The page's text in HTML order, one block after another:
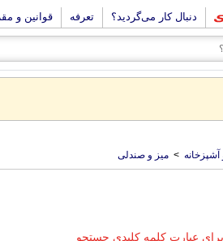
دنبال کار می‌گردید؟ تعرفه قوانین و
آشپزخانه > میز و صندلی
برای عبارت کلمه کلیدی جستجو